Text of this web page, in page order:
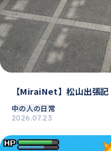
【MiraiNet】松山出張記
中の人の日常
2026.07.23